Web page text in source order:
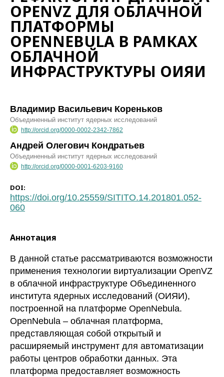
OPENVZ ДЛЯ ОБЛАЧНОЙ
ПЛАТФОРМЫ
OPENNEBULA В РАМКАХ
ОБЛАЧНОЙ
ИНФРАСТРУКТУРЫ ОИЯИ
Владимир Васильевич Кореньков
Объединенный институт ядерных исследований
http://orcid.org/0000-0002-2342-7862
Андрей Олегович Кондратьев
Объединенный институт ядерных исследований
http://orcid.org/0000-0001-6203-9160
DOI:
https://doi.org/10.25559/SITITO.14.201801.052-
060
Аннотация
В данной статье рассматриваются возможности
применения технологии виртуализации OpenVZ
в облачной инфраструктуре Объединенного
института ядерных исследований (ОИЯИ),
построенной на платформе OpenNebula.
OpenNebula – облачная платформа,
представляющая собой открытый и
расширяемый инструмент для автоматизации
работы центров обработки данных. Эта
платформа предоставляет возможность